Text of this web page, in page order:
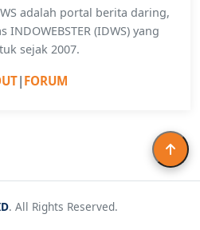
adalah portal berita daring,
(IDWS) yang
sejak 2007.
| FORUM
. All Rights Reserved.